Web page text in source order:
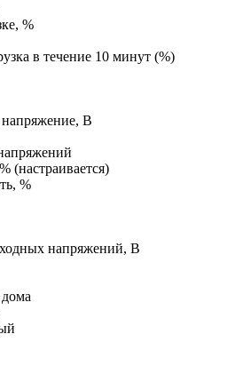
%
в течение 10 минут (%)
В
(настраивается)
%
напряжений, В